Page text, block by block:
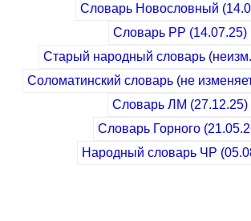
Cловарь Новословный
Cловарь РР (14.07.25)
Старый народный словарь
Соломатинский словарь (не
Cловарь ЛМ (27.12.25)
Словарь Горного
Народный словарь ЧР